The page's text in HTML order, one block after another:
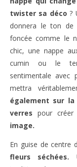
twister sa déco ?
donnera le ton de
foncée comme le
chic, une nappe
cumin ou le
sentimentale avec
mettra
également sur
verres pour créer
image.
En guise de centre
fleurs séchées.